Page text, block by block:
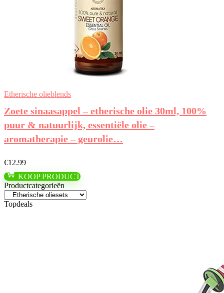
Etherische olieblends
Zoete sinaasappel – etherische olie 30ml, 100%
puur & natuurlijk, essentiële olie –
aromatherapie – geurolie…
€12.99
KOOP PRODUCT
Productcategorieën
Topdeals